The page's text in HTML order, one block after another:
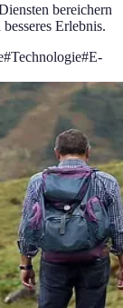
bereichern
Erlebnis.
#Technologie#E-